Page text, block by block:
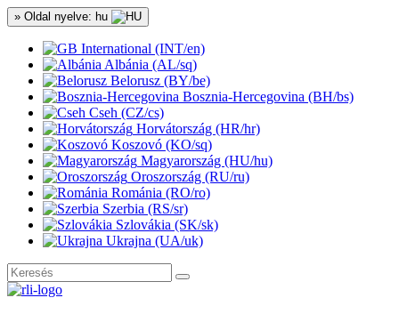
» Oldal nyelve: hu
International (INT/en)
Albánia (AL/sq)
Belorusz (BY/be)
Bosznia-Hercegovina (BH/bs)
Cseh (CZ/cs)
Horvátország (HR/hr)
Koszovó (KO/sq)
Magyarország (HU/hu)
Oroszország (RU/ru)
Románia (RO/ro)
Szerbia (RS/sr)
Szlovákia (SK/sk)
Ukrajna (UA/uk)